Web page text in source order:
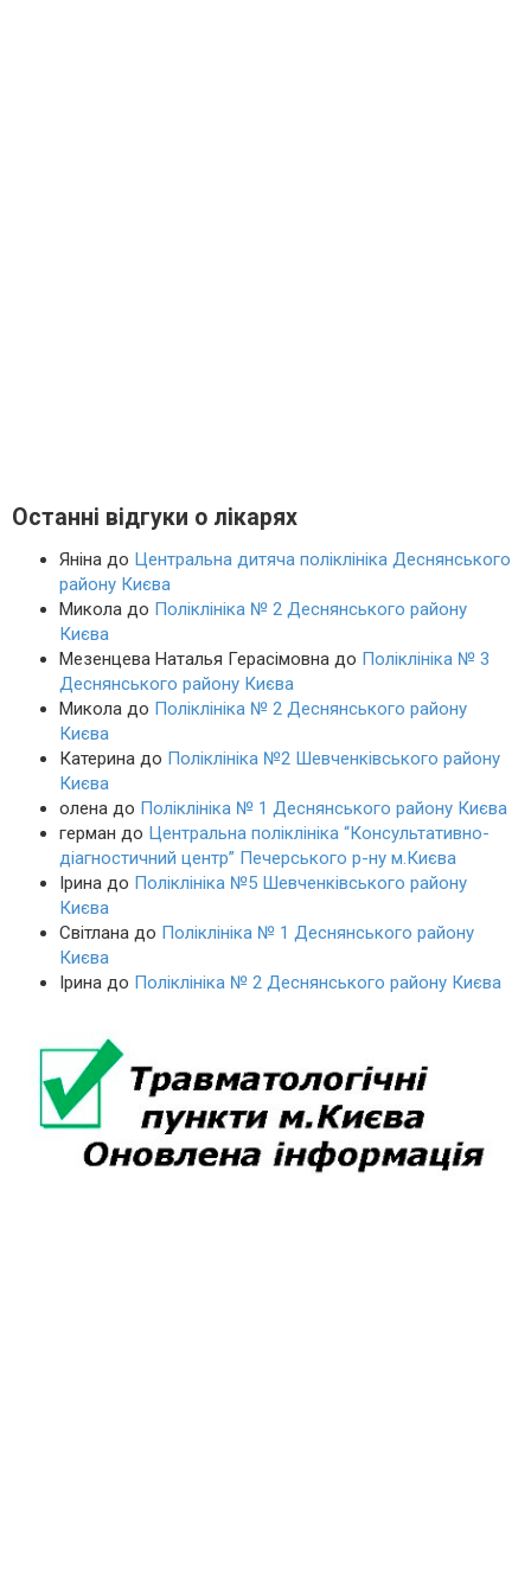
Останні відгуки о лікарях
Яніна до Центральна дитяча поліклініка Деснянського
району Києва
Микола до Поліклініка № 2 Деснянського району
Києва
Мезенцева Наталья Герасімовна до Поліклініка № 3
Деснянського району Києва
Микола до Поліклініка № 2 Деснянського району
Києва
Катерина до Поліклініка №2 Шевченківського району
Києва
олена до Поліклініка № 1 Деснянського району Києва
герман до Центральна поліклініка “Консультативно-
діагностичний центр” Печерського р-ну м.Києва
Ірина до Поліклініка №5 Шевченківського району
Києва
Світлана до Поліклініка № 1 Деснянського району
Києва
Ірина до Поліклініка № 2 Деснянського району Києва